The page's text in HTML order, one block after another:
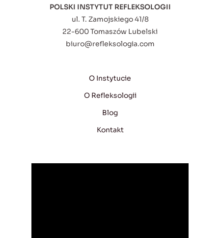
POLSKI INSTYTUT REFLEKSOLOGII
ul. T. Zamojskiego 41/8
22-600 Tomaszów Lubelski
biuro@refleksologia.com
O Instytucie
O Refleksologii
Blog
Kontakt